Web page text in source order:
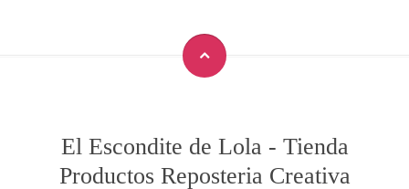
El Escondite de Lola - Tienda
Productos Reposteria Creativa